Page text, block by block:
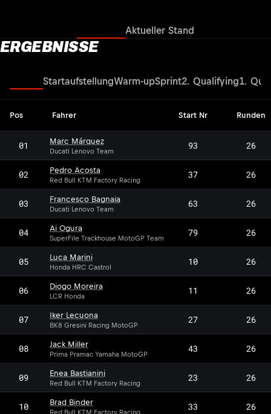
Aktueller Stand
ERGEBNISSE
StartaufstellungWarm-upSprint2. Qualifying1.
Pos Fahrer Start Nr Runden
01 Marc Márquez
Ducati Lenovo Team 93 26
02 Pedro Acosta
Red Bull KTM Factory Racing 37 26
03 Francesco Bagnaia
Ducati Lenovo Team 63 26
04 Ai Ogura
SuperFile Trackhouse MotoGP Team 79 26
05 Luca Marini
Honda HRC Castrol 10 26
06 Diogo Moreira
LCR Honda 11 26
07 Iker Lecuona
BK8 Gresini Racing MotoGP 27 26
08 Jack Miller
Prima Pramac Yamaha MotoGP 43 26
09 Enea Bastianini
Red Bull KTM Factory Racing 23 26
10 Brad Binder
Red Bull KTM Factory Racing 33 26